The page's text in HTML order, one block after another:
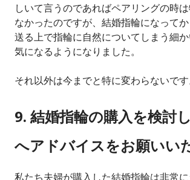
しいて言うのであればペアリングの時
なかったのですが、結婚指輪になって
送る上で指輪に自然についてしまう細
気になるようになりました。
それ以外は今までと特に変わらないです
9. 結婚指輪の購入を検討
へアドバイスをお願いい
私たち夫婦が購入した結婚指輪は非常